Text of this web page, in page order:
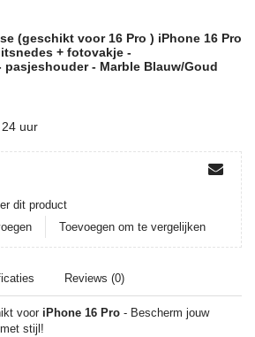
(geschikt voor 16 Pro ) iPhone 16 Pro
+ fotovakje -
pasjeshouder - Marble Blauw/Goud
uur
dit product
Toevoegen om te vergelijken
Reviews (0)
voor iPhone 16 Pro - Bescherm jouw
stijl!